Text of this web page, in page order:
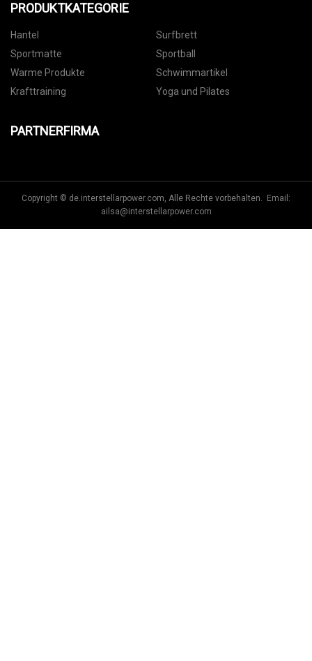
PRODUKTKATEGORIE
Hantel
Surfbrett
Sportmatte
Sportball
Warme Produkte
Schwimmartikel
Krafttraining
Yoga und Pilates
PARTNERFIRMA
Copyright © de.interstellarpower.com, Alle Rechte vorbehalten. Email:
ailsa@interstellarpower.com